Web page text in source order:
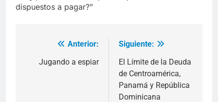
dispuestos a pagar?”
Navegación
Anterior:
Jugando a espiar
Siguiente:
El Límite de la Deuda
de Centroamérica,
Panamá y República
Dominicana